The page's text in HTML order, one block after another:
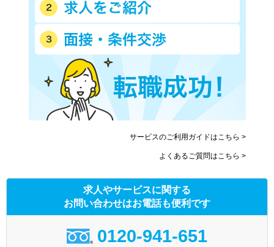
サービスのご利用ガイドはこちら >
よくあるご質問はこちら >
求人やサービスに関する
お問い合わせはお電話も便利です
0120-941-651